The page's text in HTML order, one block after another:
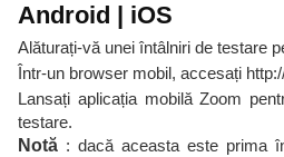
Android | iOS
Alăturați-vă unei întâlniri de testare
Într-un browser mobil, accesați
Lansați aplicația mobilă Zoom
testare.
Notă : dacă aceasta este prima